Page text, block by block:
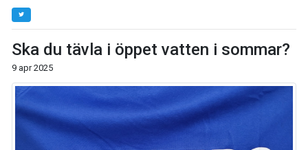
Ska du tävla i öppet vatten i sommar?
9 apr 2025